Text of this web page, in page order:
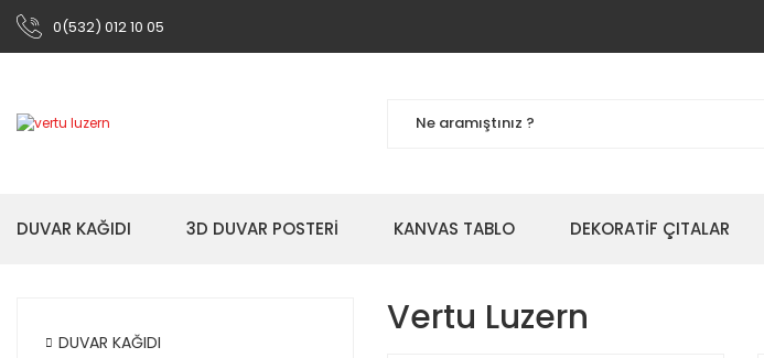
0(532) 012 10 05
DUVAR KAĞIDI 3D DUVAR POSTERİ KANVAS TABLO DEKORATİF ÇITALAR
DUVAR KAĞIDI
Vertu Luzern